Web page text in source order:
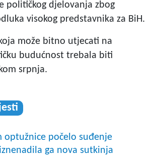
političkog djelovanja zbog
visokog predstavnika za BiH.
može bitno utjecati na
budućnost trebala biti
srpnja.
optužnice počelo suđenje
ga nova sutkinja